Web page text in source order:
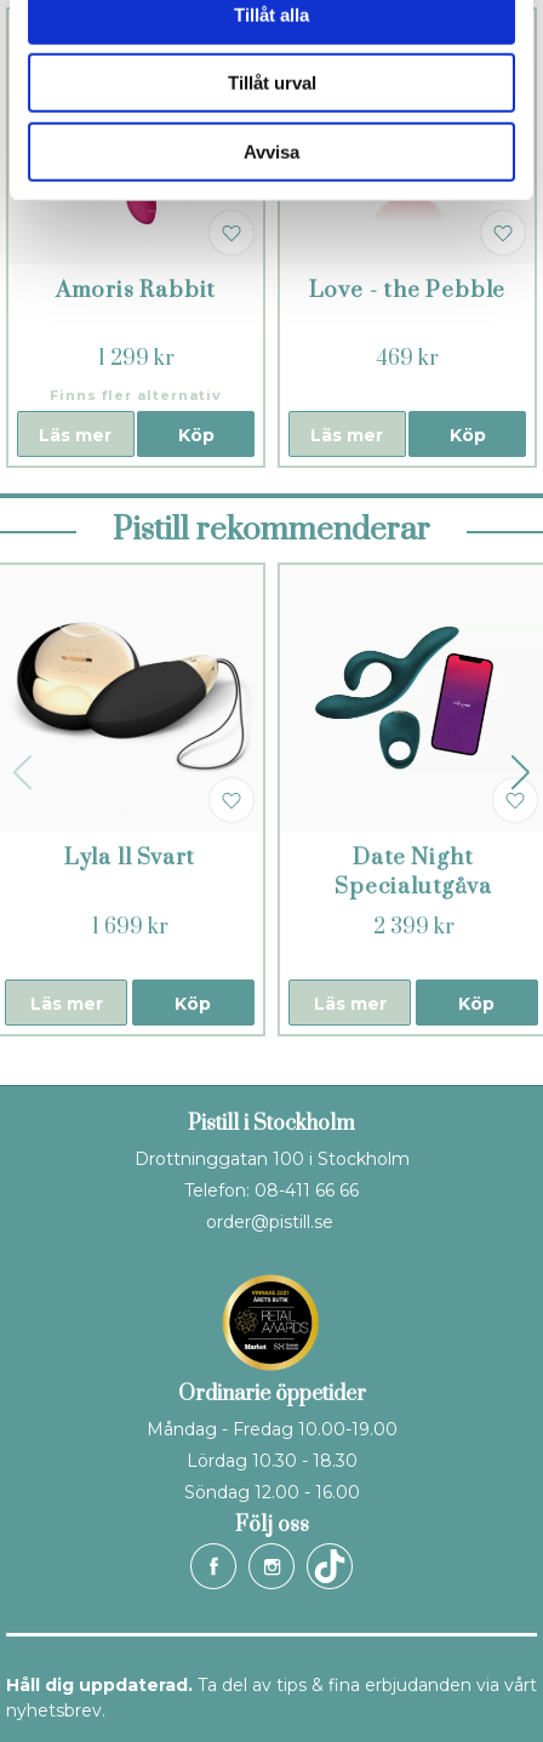
Tillåt alla
Tillåt urval
Avvisa
Amoris Rabbit
1 299 kr
Finns fler alternativ
Köp
Läs mer
Love - the Pebble
469 kr
Köp
Läs mer
Pistill rekommenderar
Lyla ll Svart
1 699 kr
Köp
Läs mer
Date Night
Specialutgåva
2 399 kr
Köp
Läs mer
Pistill i Stockholm
Drottninggatan 100 i Stockholm
Telefon: 08-411 66 66
order@pistill.se
Ordinarie öppetider
Måndag - Fredag 10.00-19.00
Lördag 10.30 - 18.30
Söndag 12.00 - 16.00
Följ oss
Håll dig uppdaterad. Ta del av tips & fina erbjudanden via vårt
nyhetsbrev.